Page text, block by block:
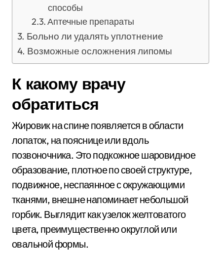
способы
Аптечные препараты
Больно ли удалять уплотнение
Возможные осложнения липомы
К какому врачу
обратиться
Жировик на спине появляется в области
лопаток, на пояснице или вдоль
позвоночника. Это подкожное шаровидное
образование, плотное по своей структуре,
подвижное, неспаянное с окружающими
тканями, внешне напоминает небольшой
горбик. Выглядит как узелок желтоватого
цвета, преимущественно округлой или
овальной формы.